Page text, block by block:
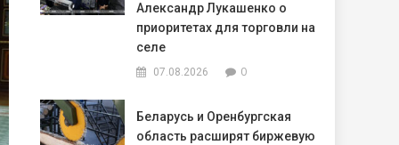
Александр Лукашенко о
приоритетах для торговли на
селе
07.08.2026 0
Беларусь и Оренбургская
область расширят биржевую